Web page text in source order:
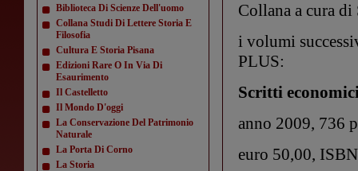
Biblioteca Di Scienze Dell'uomo
Collana Studi Di Lettere Storia E
Filosofia
Cultura E Storia Pisana
Edizioni Rare O In Via Di
Esaurimento
Il Castelletto
Il Mondo D'oggi
La Conservazione Del Patrimonio
Naturale
La Porta Di Corno
La Storia
Collana a cura
i volumi
PLUS:
Scritti
anno 2009, 736
euro 50,00,